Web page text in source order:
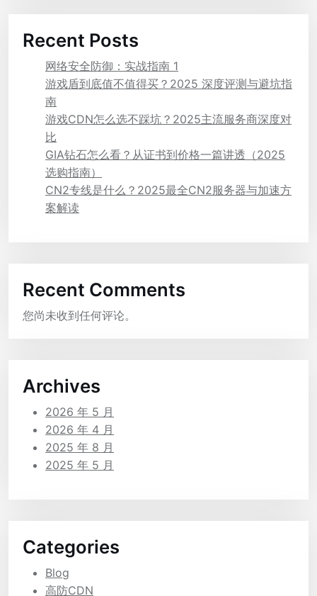
Recent Posts
网络安全防御：实战指南 1
游戏盾到底值不值得买？2025 深度评测与避坑指
南
游戏CDN怎么选不踩坑？2025主流服务商深度对
比
GIA钻石怎么看？从证书到价格一篇讲透（2025
选购指南）
CN2专线是什么？2025最全CN2服务器与加速方
案解读
Recent Comments
您尚未收到任何评论。
Archives
2026 年 5 月
2026 年 4 月
2025 年 8 月
2025 年 5 月
Categories
Blog
高防CDN